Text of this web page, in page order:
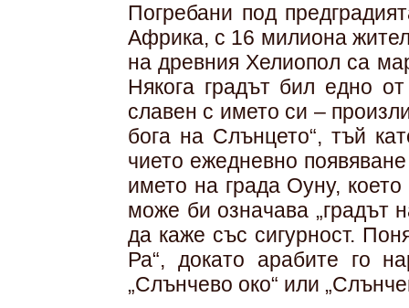
Погребани под
Африка, с 16 милиона
на древния Хелиопол са
Някога градът бил едно
славен с името си –
бога на Слънцето“, тъй
чието ежедневно
името на града Оуну,
може би означава „градът
да каже със сигурност.
Ра“, докато арабите го
„Слънчево око“ или